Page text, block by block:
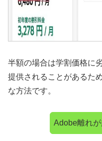
半額の場合は学割価格に
提供されることがあるた
な方法です。
Adobe離れ